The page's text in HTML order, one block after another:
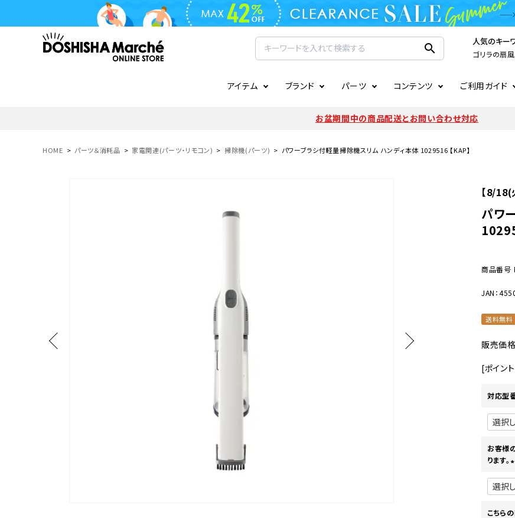
search 人気のキー
ゴリラの扇
アイテム ブランド
CIRCULIGHT
オンドゾーン CORELLE LuminousLED
LUMEA
パーツ
照明関連
コンテンツ ご利用ガイド
送料とお支払いについて 注文確認メールの未着につ
領収書について ご注文後のキャンセルについて 会員登録について
お盆期間中の商品配送とお問い合わせ対応
HOME パーツ＆消耗品 家電関連(パーツ・リモコン) 掃除機(パーツ) パワーブラシ付軽量掃除機スリム ハンディ本体 1029516 【KAP】
【8/
パワ
商品番号
JAN：
送料無料
販売価格
[ポイン
対応型
お客様
ります。
(
)
こちら